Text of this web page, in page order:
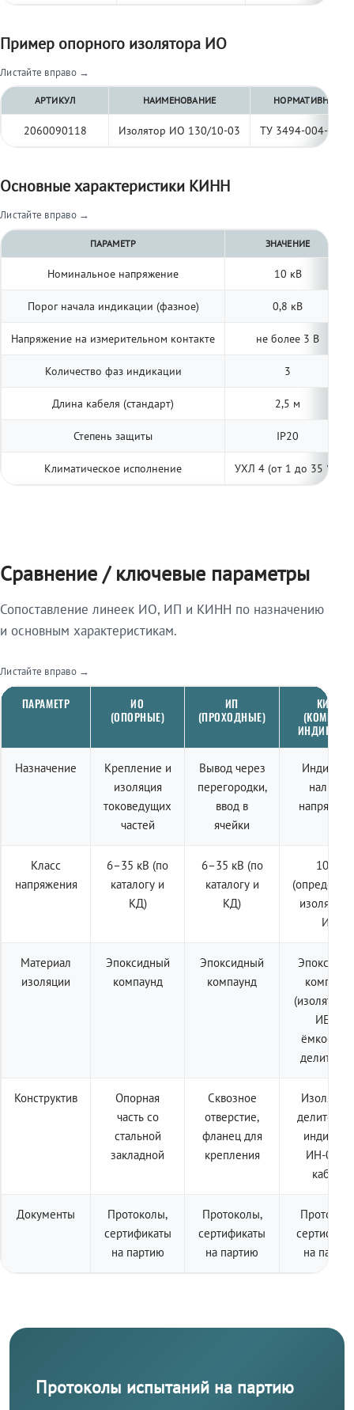
Пример опорного изолятора ИО
Листайте вправо →
АРТИКУЛ НАИМЕНОВАНИЕ НОРМАТИВНЫЙ
2060090118 Изолятор ИО 130/10-03 ТУ 3494-004-
Основные характеристики КИНН
Листайте вправо →
ПАРАМЕТР ЗНАЧЕНИЕ
Номинальное напряжение 10 кВ
Порог начала индикации (фазное) 0,8 кВ
Напряжение на измерительном контакте не более 3 В
Количество фаз индикации 3
Длина кабеля (стандарт) 2,5 м
Степень защиты IP20
Климатическое исполнение УХЛ 4 (от 1 до 35 °С)
Сравнение / ключевые параметры
Сопоставление линеек ИО, ИП и КИНН по назначению
и основным характеристикам.
Листайте вправо →
ПАРАМЕТР
ИО
(ОПОРНЫЕ)
ИП
(ПРОХОДНЫЕ)
КИНН
Назначение
Крепление и
изоляция
токоведущих
частей
Вывод через
перегородки,
ввод в
ячейки
наличия
Класс
напряжения
6–35 кВ (по
каталогу и
КД)
6–35 кВ (по
каталогу и
КД)
10 кВ
ИЕ)
Материал
изоляции
Эпоксидный
компаунд
Эпоксидный
компаунд
компаунд
(изолятор
ИЕп с
Конструктив
Опорная
часть со
стальной
закладной
Сквозное
отверстие,
фланец для
крепления
Изолятор
ИН-001 +
кабель
Документы
Протоколы,
сертификаты
на партию
Протоколы,
сертификаты
на партию
на
Протоколы испытаний на партию